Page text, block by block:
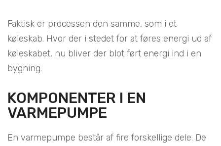
Faktisk er processen den samme, som i et
køleskab. Hvor der i stedet for at føres energi ud af
køleskabet, nu bliver der blot ført energi ind i en
bygning.
KOMPONENTER I EN
VARMEPUMPE
En varmepumpe består af fire forskellige dele. De